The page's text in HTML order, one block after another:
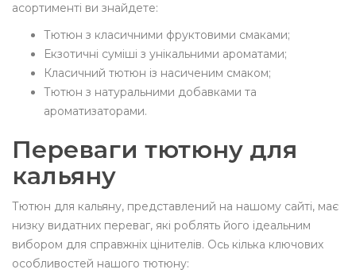
асортименті ви знайдете:
Тютюн з класичними фруктовими смаками;
Екзотичні суміші з унікальними ароматами;
Класичний тютюн із насиченим смаком;
Тютюн з натуральними добавками та
ароматизаторами.
Переваги тютюну для
кальяну
Тютюн для кальяну, представлений на нашому сайті, має
низку видатних переваг, які роблять його ідеальним
вибором для справжніх цінителів. Ось кілька ключових
особливостей нашого тютюну: